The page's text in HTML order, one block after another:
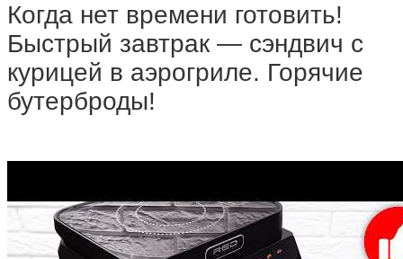
Когда нет времени готовить!
Быстрый завтрак — сэндвич с
курицей в аэрогриле. Горячие
бутерброды!